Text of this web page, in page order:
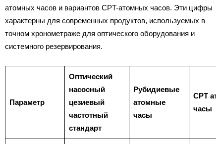
атомных часов и вариантов CPT-атомных часов. Эти цифры
характерны для современных продуктов, используемых в
точном хронометраже для оптического оборудования и
системного резервирования.
Параметр
Оптический
насосный
цезиевый
частотный
стандарт
Рубидиевые
атомные
часы
CPT
часы